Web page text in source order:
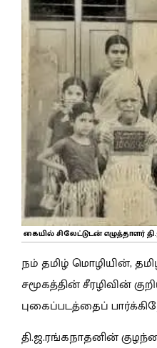
கையில் சிலேட்டுடன் எழுத்தாளர்
நம் தமிழ் மொழியின்,
சமூகத்தின் சீரழிவின்
புகைப்படத்தைப்
தி.ஜ.ரங்கநாதனின்